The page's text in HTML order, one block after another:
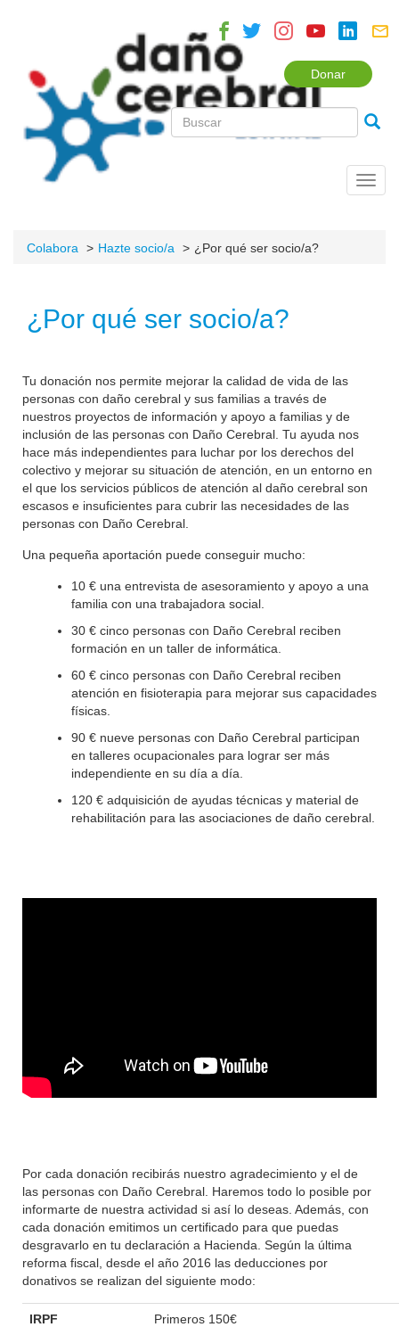
Donar
Colabora Hazte socio/a ¿Por qué ser socio/a?
¿Por qué ser socio/a?
Tu donación nos permite mejorar la calidad de vida de las
personas con daño cerebral y sus familias a través de
nuestros proyectos de información y apoyo a familias y de
inclusión de las personas con Daño Cerebral. Tu ayuda nos
hace más independientes para luchar por los derechos del
colectivo y mejorar su situación de atención, en un entorno en
el que los servicios públicos de atención al daño cerebral son
escasos e insuficientes para cubrir las necesidades de las
personas con Daño Cerebral.
Una pequeña aportación puede conseguir mucho:
10 € una entrevista de asesoramiento y apoyo a una
familia con una trabajadora social.
30 € cinco personas con Daño Cerebral reciben
formación en un taller de informática.
60 € cinco personas con Daño Cerebral reciben
atención en fisioterapia para mejorar sus capacidades
físicas.
90 € nueve personas con Daño Cerebral participan
en talleres ocupacionales para lograr ser más
independiente en su día a día.
120 € adquisición de ayudas técnicas y material de
rehabilitación para las asociaciones de daño cerebral.
Por cada donación recibirás nuestro agradecimiento y el de
las personas con Daño Cerebral. Haremos todo lo posible por
informarte de nuestra actividad si así lo deseas. Además, con
cada donación emitimos un certificado para que puedas
desgravarlo en tu declaración a Hacienda. Según la última
reforma fiscal, desde el año 2016 las deducciones por
donativos se realizan del siguiente modo:
IRPF
Primeros 150€